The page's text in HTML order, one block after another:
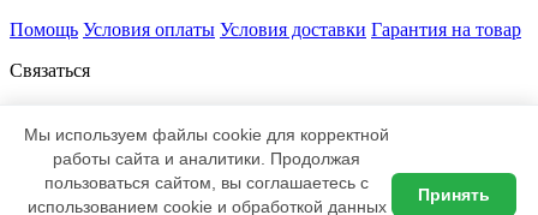
Помощь Условия оплаты Условия доставки Гарантия на товар
Связаться
197348, Санкт-Петербург,
Коломяжский проспект, дом 10,
литер Д, офис 335
Мы используем файлы cookie для корректной
работы сайта и аналитики. Продолжая
пользоваться сайтом, вы соглашаетесь с
использованием cookie и обработкой данных
Принять